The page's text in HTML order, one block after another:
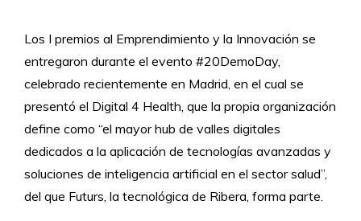
Los I premios al Emprendimiento y la Innovación se
entregaron durante el evento #20DemoDay,
celebrado recientemente en Madrid, en el cual se
presentó el Digital 4 Health, que la propia organización
define como “el mayor hub de valles digitales
dedicados a la aplicación de tecnologías avanzadas y
soluciones de inteligencia artificial en el sector salud”,
del que Futurs, la tecnológica de Ribera, forma parte.